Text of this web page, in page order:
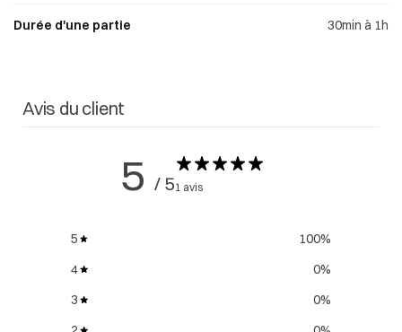
Durée d'une partie 30min à 1h
Avis du client
5 / 51 avis
5 100%
4
0%
3
0%